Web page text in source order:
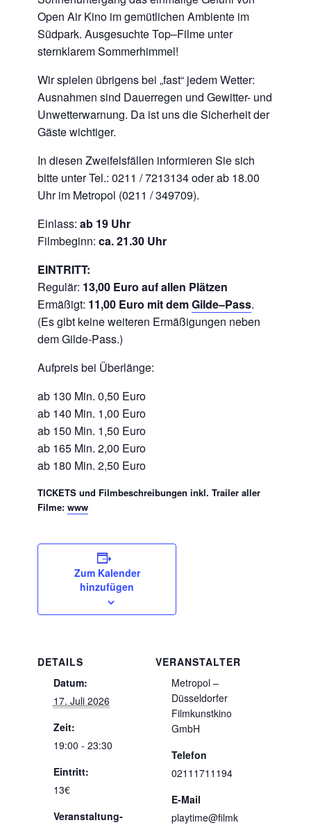
Open Air Kino im gemütlichen Ambiente im
Südpark. Ausgesuchte Top–Filme unter
sternklarem Sommerhimmel!
Wir spielen übrigens bei „fast“ jedem Wetter:
Ausnahmen sind Dauerregen und Gewitter- und
Unwetterwarnung. Da ist uns die Sicherheit der
Gäste wichtiger.
In diesen Zweifelsfällen informieren Sie sich
bitte unter Tel.: 0211 / 7213134 oder ab 18.00
Uhr im Metropol (0211 / 349709).
Einlass:ab 19 Uhr
Filmbeginn:ca. 21.30 Uhr
EINTRITT:
Regulär: 13,00 Euro auf allen Plätzen
Ermäßigt: 11,00 Euro mit demGilde–Pass.
(Es gibt keine weiteren Ermäßigungen neben
dem Gilde-Pass.)
Aufpreis bei Überlänge:
ab 130 Min. 0,50 Euro
ab 140 Min. 1,00 Euro
ab 150 Min. 1,50 Euro
ab 165 Min. 2,00 Euro
ab 180 Min. 2,50 Euro
TICKETS und Filmbeschreibungen inkl. Trailer aller
Filme:www
Zum Kalender
hinzufügen
DETAILS
Datum:
17. Juli 2026
Zeit:
19:00 - 23:30
Eintritt:
13€
Veranstaltung-
VERANSTALTER
Metropol –
Düsseldorfer
Filmkunstkino
GmbH
Telefon
02111711194
E-Mail
playtime@filmk